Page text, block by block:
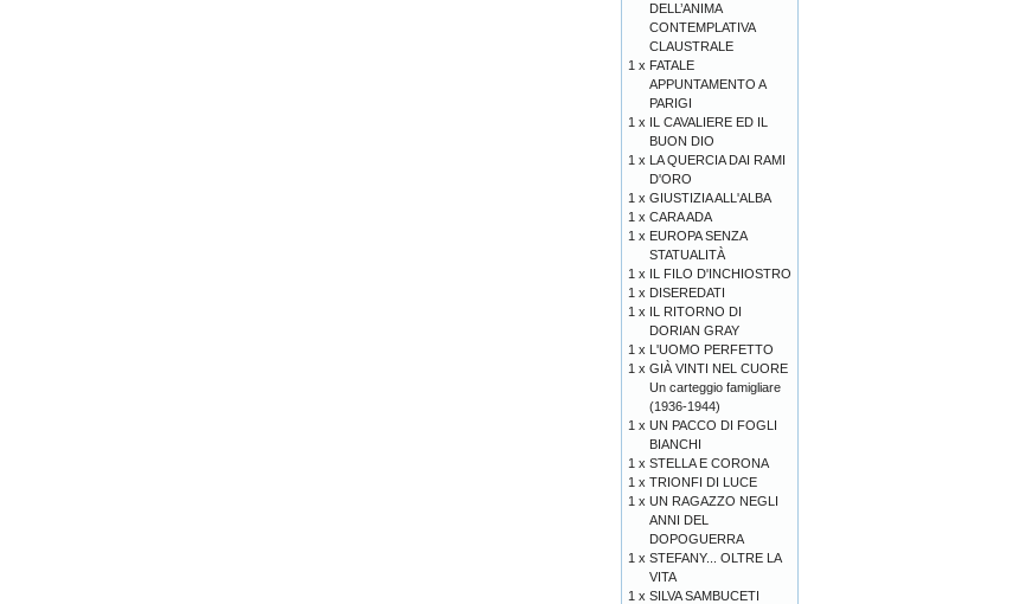
DELL’ANIMA
CONTEMPLATIVA
CLAUSTRALE
1 x FATALE
APPUNTAMENTO A
PARIGI
1 x IL CAVALIERE ED IL
BUON DIO
1 x LA QUERCIA DAI RAMI
D'ORO
1 x GIUSTIZIA ALL'ALBA
1 x CARA ADA
1 x EUROPA SENZA
STATUALITÀ
1 x IL FILO D'INCHIOSTRO
1 x DISEREDATI
1 x IL RITORNO DI
DORIAN GRAY
1 x L'UOMO PERFETTO
1 x GIÀ VINTI NEL CUORE
Un carteggio famigliare
(1936-1944)
1 x UN PACCO DI FOGLI
BIANCHI
1 x STELLA E CORONA
1 x TRIONFI DI LUCE
1 x UN RAGAZZO NEGLI
ANNI DEL
DOPOGUERRA
1 x STEFANY... OLTRE LA
VITA
1 x SILVA SAMBUCETI